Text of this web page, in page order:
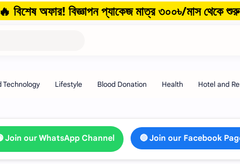
অফার! বিজ্ঞাপন প্যাকেজ মাত্র ৩০০৳/মাস থেকে শুরু!
Join our WhatsApp Channel 🔵 Join our Facebook